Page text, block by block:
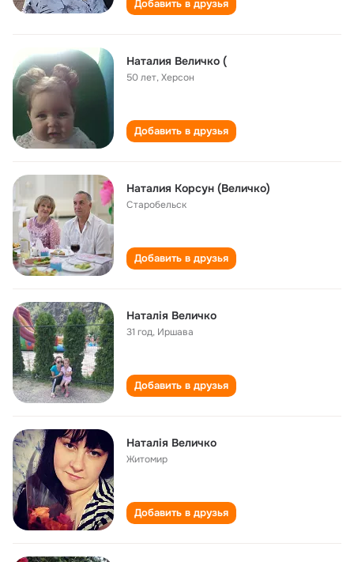
Добавить в друзья
Наталия Величко (
50 лет,Херсон
Добавить в друзья
Наталия Корсун (Величко)
Старобельск
Добавить в друзья
Наталія Величко
31 год, Иршава
Добавить в друзья
Наталія Величко
Житомир
Добавить в друзья